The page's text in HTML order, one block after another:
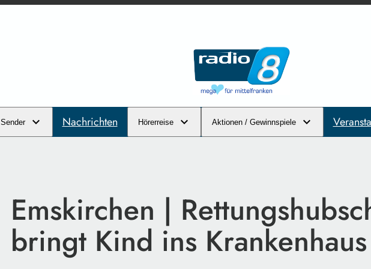
Sender Nachrichten Hörerreise Aktionen / Gewinnspiele
Emskirchen |
bringt Kind ins Krankenhaus